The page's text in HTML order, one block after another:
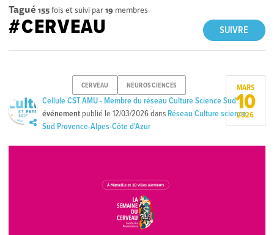
Tagué 155fois et suivi par19 membres
SUIVRE
#CERVEAU
CERVEAU NEUROSCIENCES
Cellule CST AMU - Membre du réseau Culture Science Sud
événement publié le12/03/2026dans Réseau Culture science
Sud Provence-Alpes-Côte d'Azur
MARS
10
2026